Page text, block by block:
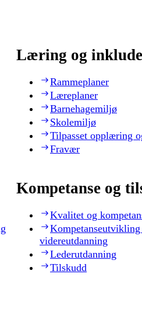
Læring og
Rammeplaner
Læreplaner
Barnehagemiljø
Skolemiljø
Tilpasset opplæring
Fravær
Kompetanse og
Kvalitet og
Kompetanseutvikling
videreutdanning
Lederutdanning
Tilskudd